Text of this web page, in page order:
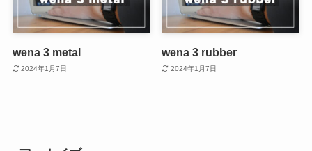
wena 3 metal
2024年1月7日
wena 3 rubber
2024年1月7日